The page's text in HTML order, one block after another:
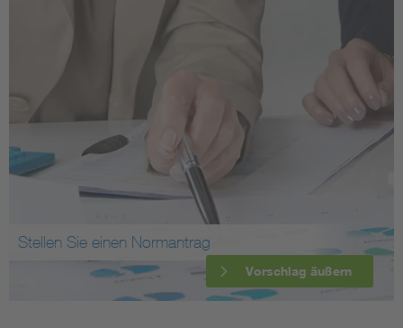
Stellen Sie einen Normantrag
Vorschlag äußern